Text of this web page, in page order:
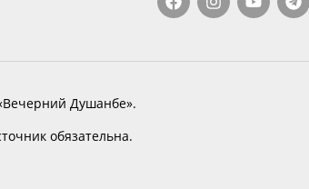
Душанбе».
обязательна.